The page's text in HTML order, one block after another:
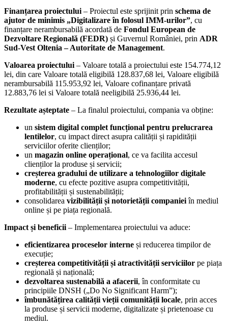
Finanțarea proiectului – Proiectul este sprijinit prin schema de
ajutor de minimis „Digitalizare în folosul IMM-urilor”, cu
finanțare nerambursabilă acordată de Fondul European de
Dezvoltare Regională (FEDR) și Guvernul României, prin ADR
Sud-Vest Oltenia – Autoritate de Management.
Valoarea proiectului – Valoare totală a proiectului este 154.774,12
lei, din care Valoare totală eligibilă 128.837,68 lei, Valoare eligibilă
nerambursabilă 115.953,92 lei, Valoare cofinanțare privată
12.883,76 lei si Valoare totală neeligibilă 25.936,44 lei.
Rezultate așteptate – La finalul proiectului, compania va obține:
un sistem digital complet funcțional pentru prelucrarea
lentilelor, cu impact direct asupra calității și rapidității
serviciilor oferite clienților;
un magazin online operațional, ce va facilita accesul
clienților la produse și servicii;
creșterea gradului de utilizare a tehnologiilor digitale
moderne, cu efecte pozitive asupra competitivității,
profitabilității și sustenabilității;
consolidarea vizibilității și notorietății companieiîn mediul
online și pe piața regională.
Impact și beneficii – Implementarea proiectului va aduce:
eficientizarea proceselor interne și reducerea timpilor de
execuție;
creșterea competitivității și atractivității serviciilor pe piața
regională și națională;
dezvoltarea sustenabilă a afacerii, în conformitate cu
principiile DNSH („Do No Significant Harm”);
îmbunătățirea calității vieții comunității locale, prin acces
la produse și servicii moderne, digitalizate și prietenoase cu
mediul.